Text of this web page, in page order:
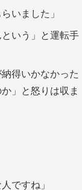
いました」
いう」と運転手
得いかなかった
」と怒りは収ま
ですね」